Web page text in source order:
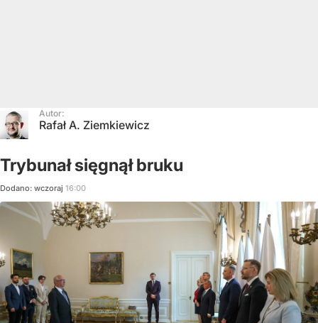
Autor:
Rafał A. Ziemkiewicz
Trybunał sięgnął bruku
Dodano: wczoraj 16:00